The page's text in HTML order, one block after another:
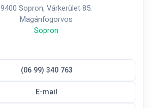
9400 Sopron, Várkerület 85.
Magánfogorvos
Sopron
(06 99) 340 763
E-mail